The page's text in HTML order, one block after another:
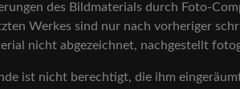
des Bildmaterials durch Foto-
Werkes sind nur nach vorheriger
nicht abgezeichnet, nachgestellt
ist nicht berechtigt, die ihm